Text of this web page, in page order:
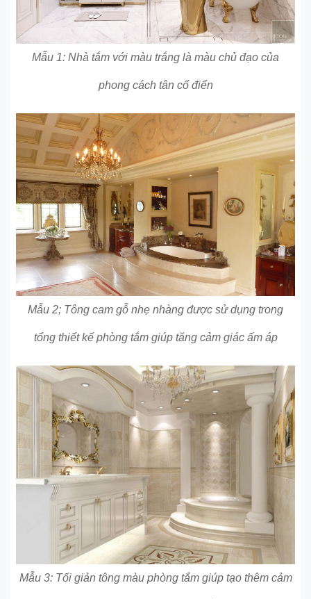
Mẫu 1: Nhà tắm với màu trắng là màu chủ đạo của
phong cách tân cổ điển
Mẫu 2; Tông cam gỗ nhẹ nhàng được sử dụng trong
tổng thiết kế phòng tắm giúp tăng cảm giác ấm áp
Mẫu 3: Tối giản tông màu phòng tắm giúp tạo thêm cảm